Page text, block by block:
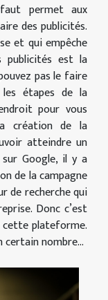
permet aux
des publicités.
et qui empêche
publicités est la
pas le faire
étapes de la
pour vous
création de la
atteindre un
sur Google, il y a
de la campagne
de recherche qui
Donc c’est
cette plateforme.
certain nombre...